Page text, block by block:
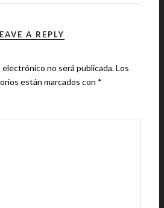
A REPLY
no será publicada.Los
están marcados con *